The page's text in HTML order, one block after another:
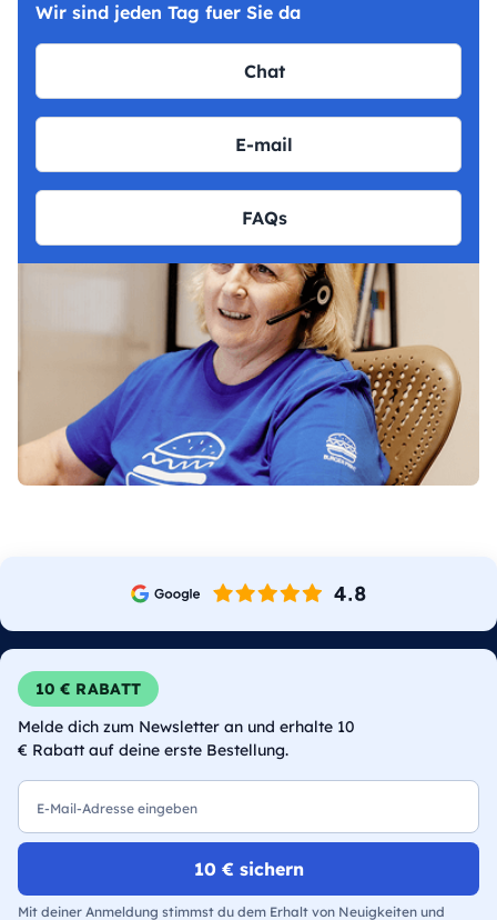
Wir sind jeden Tag fuer Sie da
Chat
E-mail
FAQs
10 € RABATT
Melde dich zum Newsletter an und erhalte 10
€ Rabatt auf deine erste Bestellung.
10 € sichern
Mit deiner Anmeldung stimmst du dem Erhalt von Neuigkeiten und